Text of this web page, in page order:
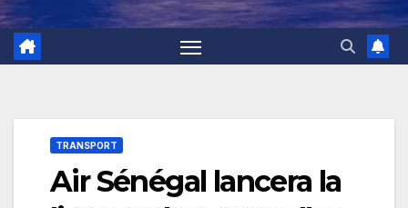
TRANSPORT
Air Sénégal lancera la